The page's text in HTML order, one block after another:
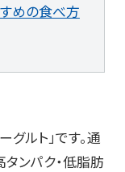
めの食べ方
ルト」です。通
ンパク・低脂肪